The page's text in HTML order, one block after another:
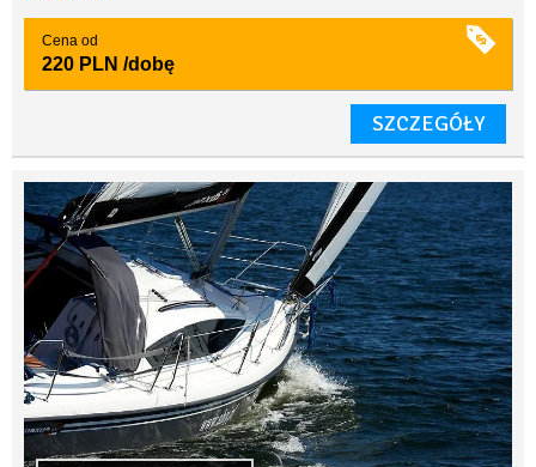
Cena od
220 PLN /dobę
SZCZEGÓŁY